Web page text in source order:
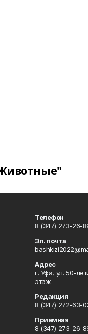
Телефон
8 (347) 273-26-
Эл. почта
Адрес
г. Уфа, ул. 50-
этаж
Редакция
8 (347) 272-63-
Приемная
8 (347) 273-26-